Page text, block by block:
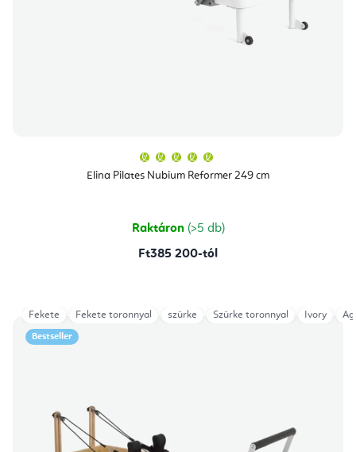
Elina Pilates Nubium Reformer 249 cm
átlagos
értékelése
csillag.
Raktáron (>5 db)
Ft385 200-tól
Bestseller
Fekete Fekete toronnyal szürke Szürke toronnyal Ivory